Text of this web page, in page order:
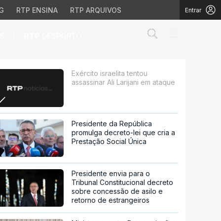
RTP ENSINA RTP ARQUIVOS Entrar
em ataque
Exército israelita tentou
assassinar Ali Larijani em ataque
Presidente da República
promulga decreto-lei que cria a
Prestação Social Única
Presidente envia para o
Tribunal Constitucional decreto
sobre concessão de asilo e
retorno de estrangeiros